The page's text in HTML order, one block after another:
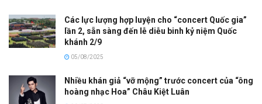
Các lực lượng hợp luyện cho “concert Quốc gia”
lần 2, sẵn sàng đến lễ diễu binh kỷ niệm Quốc
khánh 2/9
05/08/2025
Nhiều khán giả “vỡ mộng” trước concert của “ông
hoàng nhạc Hoa” Châu Kiệt Luân